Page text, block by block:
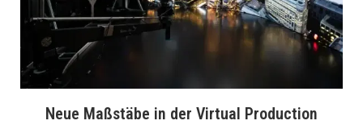
Neue Maßstäbe in der Virtual Production